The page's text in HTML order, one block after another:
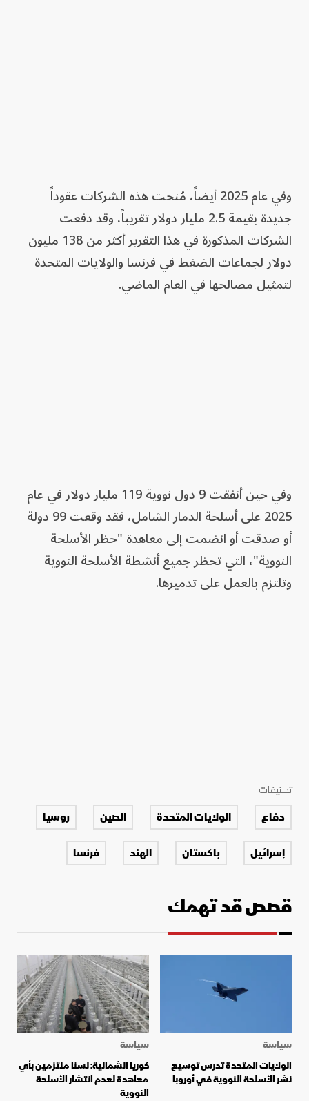
وفي عام 2025 أيضاً، مُنحت هذه الشركات عقوداً
جديدة بقيمة 2.5 مليار دولار تقريباً، وقد دفعت
الشركات المذكورة في هذا التقرير أكثر من 138 مليون
دولار لجماعات الضغط في فرنسا والولايات المتحدة
لتمثيل مصالحها في العام الماضي.
وفي حين أنفقت 9 دول نووية 119 مليار دولار في عام
2025 على أسلحة الدمار الشامل، فقد وقعت 99 دولة
أو صدقت أو انضمت إلى معاهدة "حظر الأسلحة
النووية"، التي تحظر جميع أنشطة الأسلحة النووية
وتلتزم بالعمل على تدميرها.
تصنيفات
دفاع الولايات المتحدة الصين
روسيا
إسرائيل
باكستان الهند فرنسا
قصص قد تهمك
سياسة
الولايات المتحدة تدرس توسيع
نشر الأسلحة النووية في أوروبا
سياسة
كوريا الشمالية: لسنا ملتزمين بأي
معاهدة لعدم انتشار الأسلحة
النووية